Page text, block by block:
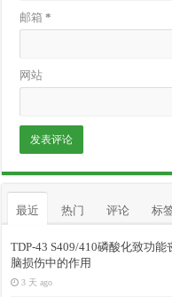
邮箱*
网站
最近 热门 评论 标
TDP-43 S409/410磷酸化致功
脑损伤中的作用
3 天 ago